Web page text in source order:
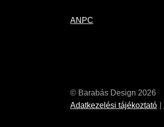
ANPC
© Barabás Design 2026
Adatkezelési tájékoztató